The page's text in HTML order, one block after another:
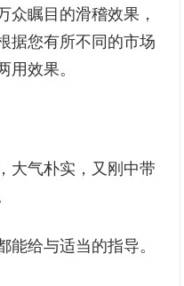
众瞩目的滑稽效果，
据您有所不同的市场
用效果。
大气朴实，又刚中带
能给与适当的指导。